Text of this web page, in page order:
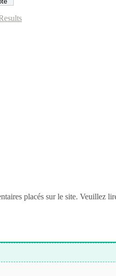
placés sur le site. Veuillez